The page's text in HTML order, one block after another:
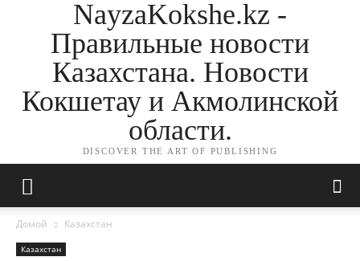
NayzaKokshe.kz -
Правильные новости
Казахстана. Новости
Кокшетау и Акмолинской
области.
DISCOVER THE ART OF PUBLISHING
Домой Казахстан
Казахстан